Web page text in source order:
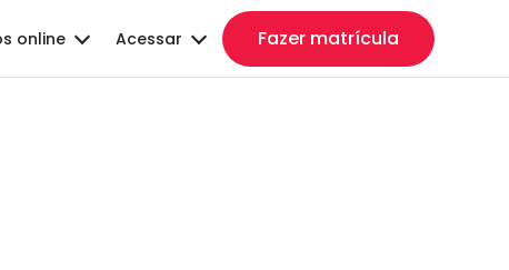
online Acessar Fazer matrícula